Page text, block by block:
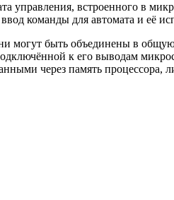
управления, встроенного в
команды для автомата и её
могут быть объединены в
к его выводам
через память процессора,